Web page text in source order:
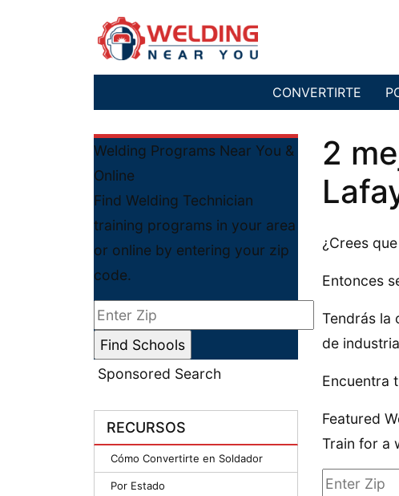
CONVERTIRTE
Welding Programs Near You &
Online
Find Welding Technician
training programs in your area
or online by entering your zip
code.
Sponsored Search
RECURSOS
Cómo Convertirte en Soldador
Por Estado
2
¿Crees
Entonces
Tendrás la
de
Encuentra
Featured
Train for a